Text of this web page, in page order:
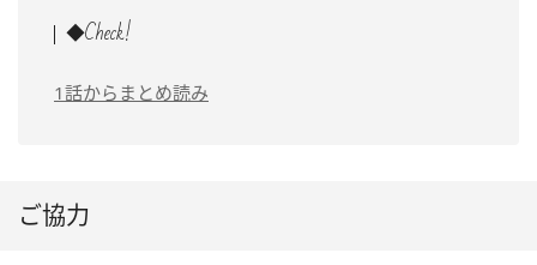
◆Check!
1話からまとめ読み
ご協力